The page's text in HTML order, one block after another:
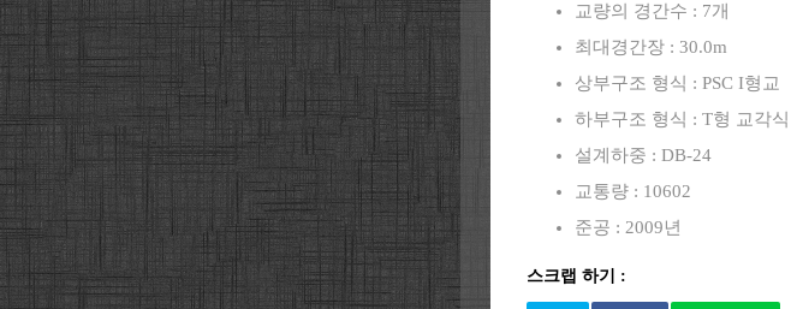
교량의 경간수 : 7개
최대경간장 : 30.0m
상부구조 형식 : PSC I형교
하부구조 형식 : T형 교각식
설계하중 : DB-24
교통량 : 10602
준공 : 2009년
스크랩 하기 :